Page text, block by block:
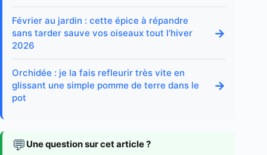
Février au jardin : cette épice à répandre
sans tarder sauve vos oiseaux tout l’hiver
2026
→
Orchidée : je la fais refleurir très vite en
glissant une simple pomme de terre dans le
pot
→
💬 Une question sur cet article ?